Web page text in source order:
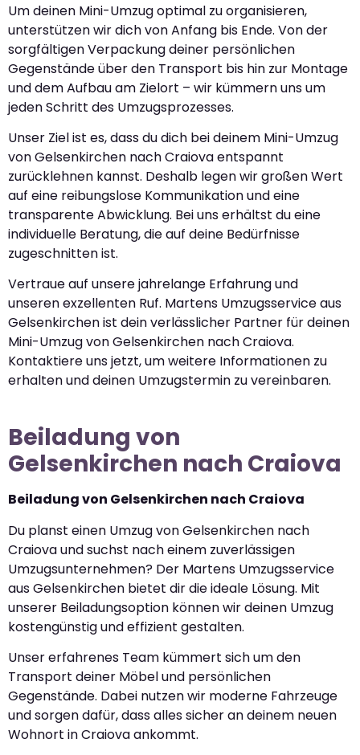
Um deinen Mini-Umzug optimal zu organisieren,
unterstützen wir dich von Anfang bis Ende. Von der
sorgfältigen Verpackung deiner persönlichen
Gegenstände über den Transport bis hin zur Montage
und dem Aufbau am Zielort – wir kümmern uns um
jeden Schritt des Umzugsprozesses.
Unser Ziel ist es, dass du dich bei deinem Mini-Umzug
von Gelsenkirchen nach Craiova entspannt
zurücklehnen kannst. Deshalb legen wir großen Wert
auf eine reibungslose Kommunikation und eine
transparente Abwicklung. Bei uns erhältst du eine
individuelle Beratung, die auf deine Bedürfnisse
zugeschnitten ist.
Vertraue auf unsere jahrelange Erfahrung und
unseren exzellenten Ruf. Martens Umzugsservice aus
Gelsenkirchen ist dein verlässlicher Partner für deinen
Mini-Umzug von Gelsenkirchen nach Craiova.
Kontaktiere uns jetzt, um weitere Informationen zu
erhalten und deinen Umzugstermin zu vereinbaren.
Beiladung von
Gelsenkirchen nach Craiova
Beiladung von Gelsenkirchen nach Craiova
Du planst einen Umzug von Gelsenkirchen nach
Craiova und suchst nach einem zuverlässigen
Umzugsunternehmen? Der Martens Umzugsservice
aus Gelsenkirchen bietet dir die ideale Lösung. Mit
unserer Beiladungsoption können wir deinen Umzug
kostengünstig und effizient gestalten.
Unser erfahrenes Team kümmert sich um den
Transport deiner Möbel und persönlichen
Gegenstände. Dabei nutzen wir moderne Fahrzeuge
und sorgen dafür, dass alles sicher an deinem neuen
Wohnort in Craiova ankommt.